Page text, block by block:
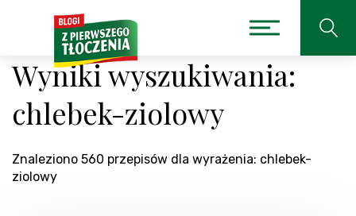
Wyniki wyszukiwania:
chlebek-ziolowy
Znaleziono 560 przepisów dla wyrażenia: chlebek-
ziolowy